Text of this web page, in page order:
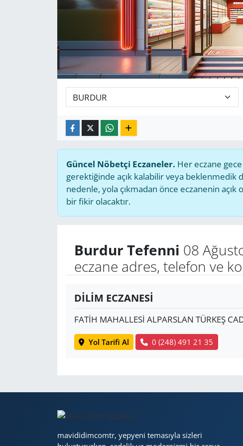
Güncel Nöbetçi Eczaneler. Her eczane
gerektiğinde açık kalabilir veya
nedenle, yola çıkmadan önce eczanenin
bir fikir olacaktır.
Burdur Tefenni 08
eczane adres, telefon ve
DİLİM ECZANESİ
FATİH MAHALLESİ ALPARSLAN TÜRKEŞ
Yol Tarifi Al 0 (248) 491 21 35
mavididimcomtr, yepyeni temasıyla sizleri
HABERDE İNSAN
KÜLTÜR SANAT
POLİTİKA